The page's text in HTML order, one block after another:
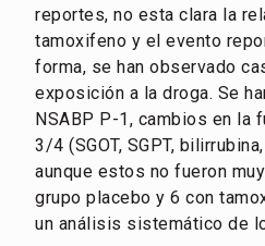
reportes, no esta clara la
tamoxifeno y el evento
forma, se han observado
exposición a la droga. Se
NSABP P-1, cambios en la
3/4 (SGOT, SGPT,
aunque estos no fueron
grupo placebo y 6 con
un análisis sistemático de